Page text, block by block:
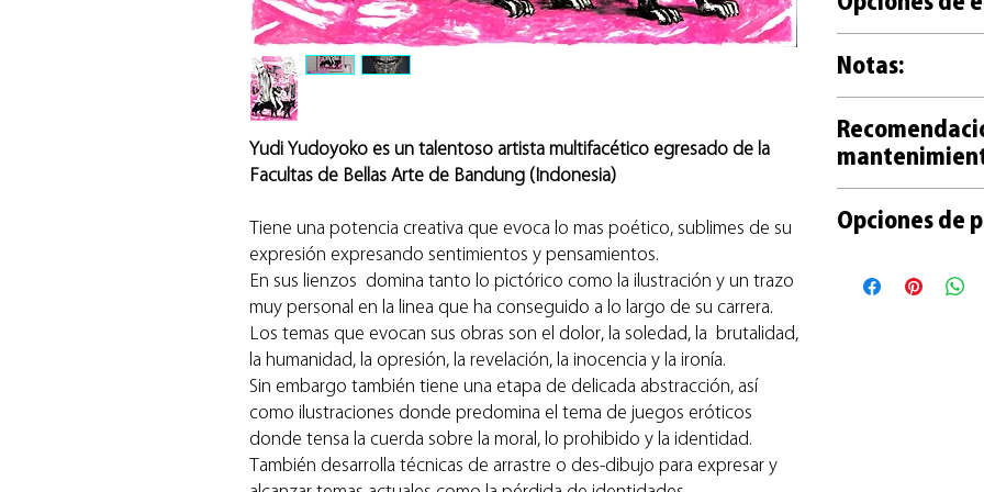
Yudi Yudoyoko es un talentoso artista multifacético egresado de la
Facultas de Bellas Arte de Bandung (Indonesia)
Tiene una potencia creativa que evoca lo mas poético, sublimes de su
expresión expresando sentimientos y pensamientos.
En sus lienzos domina tanto lo pictórico como la ilustración y un trazo
muy personal en la linea que ha conseguido a lo largo de su carrera.
Los temas que evocan sus obras son el dolor, la soledad, la brutalidad,
la humanidad, la opresión, la revelación, la inocencia y la ironía.
Sin embargo también tiene una etapa de delicada abstracción, así
como ilustraciones donde predomina el tema de juegos eróticos
donde tensa la cuerda sobre la moral, lo prohibido y la identidad.
También desarrolla técnicas de arrastre o des-dibujo para expresar y
+ Cada
mano por el artista.
+ Tanto las obras
acompañan de un
+
de la obra en este
con film y
madera natural y
papel protector en
+ La entrega de
Notas:
una reproducción
de la obra.
+ Las fotos de obras
guía práctica en este
Opciones de
+ Con Paypal para